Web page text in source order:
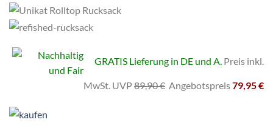
GRATIS Lieferung in DE und A. Preis inkl.
MwSt. UVP89,90 € Angebotspreis79,95 €